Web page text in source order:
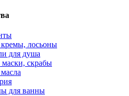
лосьоны
для душа
скрабы
для ванны